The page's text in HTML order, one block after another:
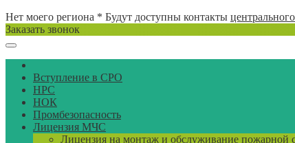
Нет моего региона * Будут доступны контакты
Заказать звонок
Вступление в СРО
НРС
НОК
Промбезопасность
Лицензия МЧС
Лицензия на монтаж и обслуживание пожарной